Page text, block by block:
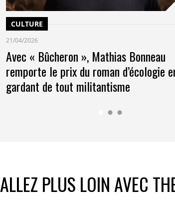
CULTURE
21/04/2026
Avec « Bûcheron », Mathias Bonneau
remporte le prix du roman d’écologie
gardant de tout militantisme
ALLEZ PLUS LOIN AVEC